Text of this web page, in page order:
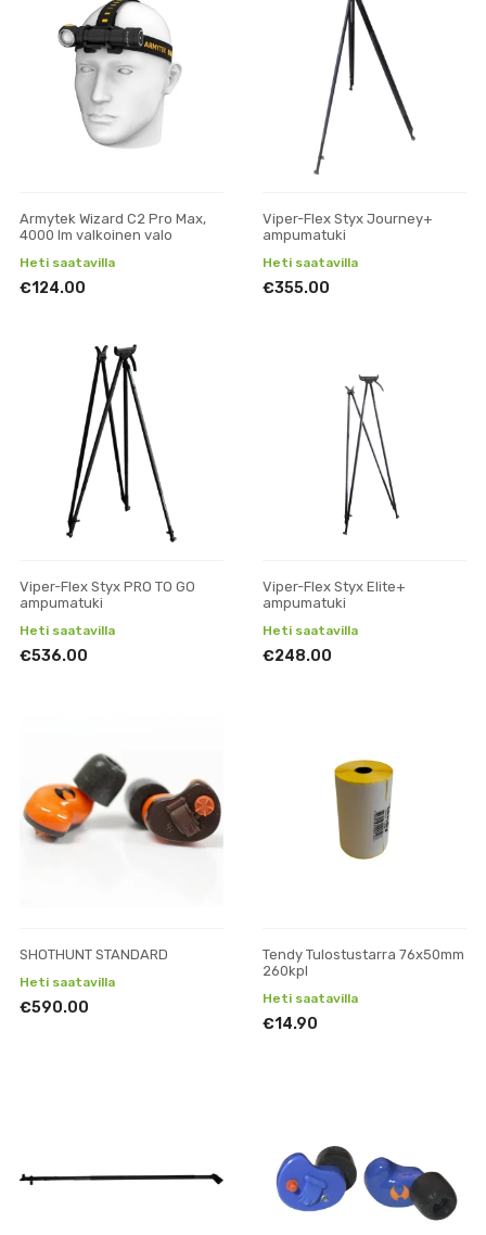
Armytek Wizard C2 Pro Max,
4000 lm valkoinen valo
Heti saatavilla
€124.00
Viper-Flex Styx Journey+
ampumatuki
Heti saatavilla
€355.00
Viper-Flex Styx PRO TO GO
ampumatuki
Heti saatavilla
€536.00
Viper-Flex Styx Elite+
ampumatuki
Heti saatavilla
€248.00
SHOTHUNT STANDARD
Heti saatavilla
€590.00
Tendy Tulostustarra 76x50mm
260kpl
Heti saatavilla
€14.90